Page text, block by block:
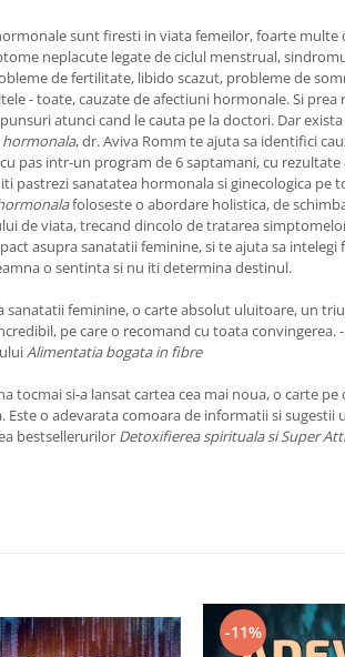
sunt firesti in viata femeilor, foarte multe
neplacute legate de ciclul menstrual,
de fertilitate, libido scazut, probleme de
- toate, cauzate de afectiuni hormonale. Si prea
atunci cand le cauta pe la doctori. Dar
, dr. Aviva Romm te ajuta sa identifici
pas intr-un program de 6 saptamani, cu
pastrezi sanatatea hormonala si ginecologica pe
foloseste o abordare holistica, de
de viata, trecand dincolo de tratarea
asupra sanatatii feminine, si te ajuta sa intelegi
o sentinta si nu iti determina destinul.
sanatatii feminine, o carte absolut uluitoare, un
pe care o recomand cu toata convingerea.
Alimentatia bogata in fibre
tocmai si-a lansat cartea cea mai noua, o carte pe
Este o adevarata comoara de informatii si sugestii
bestsellerurilor Detoxifierea spirituala si Super
-11%